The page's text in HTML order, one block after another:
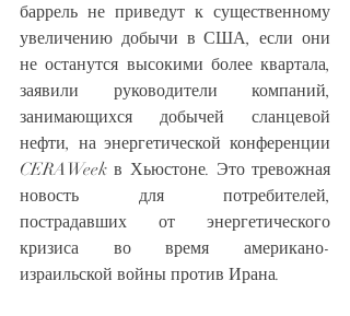
баррель не приведут к существенному
увеличению добычи в США, если они
не останутся высокими более квартала,
заявили руководители компаний,
занимающихся добычей сланцевой
нефти, на энергетической конференции
CERAWeek в Хьюстоне. Это тревожная
новость для потребителей,
пострадавших от энергетического
кризиса во время американо-
израильской войны против Ирана.